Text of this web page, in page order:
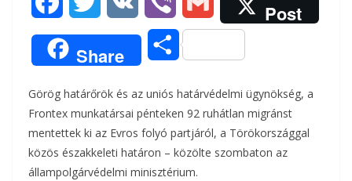
a
c
e
b
o
w
i
t
t
e
K
i
b
e
r
m
a
i
Post
Share
O
s
z
a
Görög határőrök és az uniós határvédelmi ügynökség, a
Frontex munkatársai pénteken 92 ruhátlan migránst
mentettek ki az Evros folyó partjáról, a Törökországgal
közös északkeleti határon – közölte szombaton az
állampolgárvédelmi minisztérium.